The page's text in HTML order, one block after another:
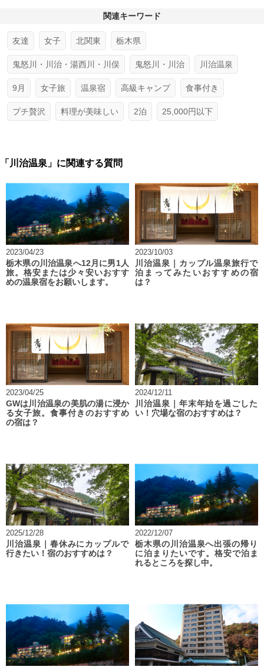
関連キーワード
友達 女子 北関東 栃木県
鬼怒川・川治・湯西川・川俣 鬼怒川・川治 川治温泉
9月 女子旅 温泉宿 高級キャンプ 食事付き
プチ贅沢 料理が美味しい 2泊 25,000円以下
「川治温泉」に関連する質問
2023/04/23
栃木県の川治温泉へ12月に男1人
旅。格安または少々安いおすす
めの温泉宿をお願いします。
2023/10/03
川治温泉｜カップル温泉旅行で
泊まってみたいおすすめの宿
は？
2023/04/25
GWは川治温泉の美肌の湯に浸か
る女子旅。食事付きのおすすめ
の宿は？
2024/12/11
川治温泉｜年末年始を過ごした
い！穴場な宿のおすすめは？
2025/12/28
川治温泉｜春休みにカップルで
行きたい！宿のおすすめは？
2022/12/07
栃木県の川治温泉へ出張の帰り
に泊まりたいです。格安で泊ま
れるところを探し中。